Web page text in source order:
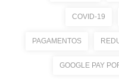
COVID-19
PAGAMENTOS
GOOGLE PAY